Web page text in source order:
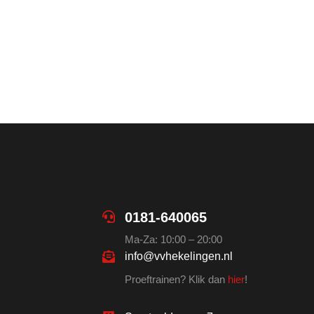
0181-640065
Ma-Za: 10:00 – 20:00
info@vvhekelingen.nl
Proeftrainen? Klik dan hier!